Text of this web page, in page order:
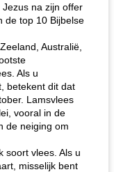
na zijn offer
de top 10 Bijbelse
Australië,
Als u
betekent dit dat
Lamsvlees
vooral in de
de neiging om
soort vlees. Als u
misselijk bent